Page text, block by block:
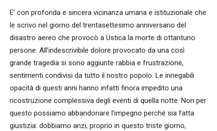
E’ con profonda e sincera vicinanza umana e istituzionale che
le scrivo nel giorno del trentasettesimo anniversario del
disastro aereo che provocò a Ustica la morte di ottantuno
persone. All’indescrivibile dolore provocato da una così
grande tragedia si sono aggiunte rabbia e frustrazione,
sentimenti condivisi da tutto il nostro popolo. Le innegabili
opacità di questi anni hanno infatti finora impedito una
ricostruzione complessiva degli eventi di quella notte. Non per
questo possiamo abbandonare l’impegno perché sia fatta
giustizia: dobbiamo anzi, proprio in questo triste giorno,